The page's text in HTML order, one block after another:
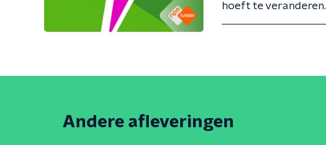
hoeft te veranderen.
Andere afleveringen